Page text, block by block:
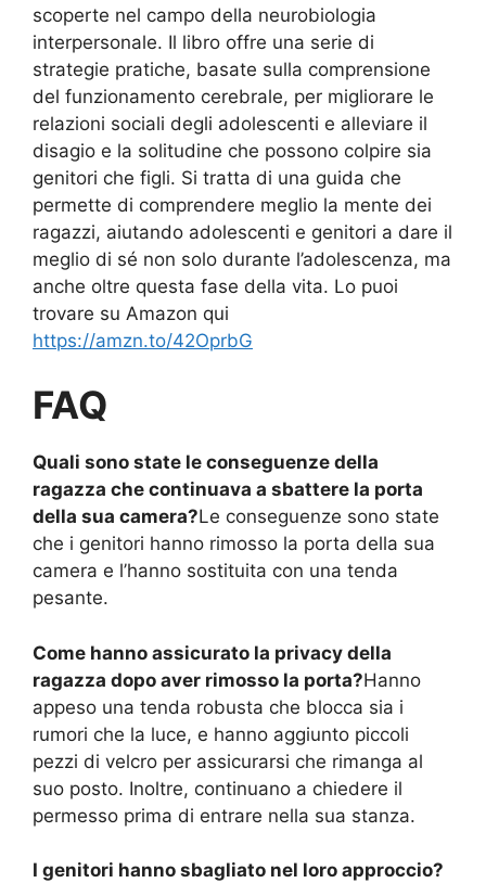
scoperte nel campo della neurobiologia
interpersonale. Il libro offre una serie di
strategie pratiche, basate sulla comprensione
del funzionamento cerebrale, per migliorare le
relazioni sociali degli adolescenti e alleviare il
disagio e la solitudine che possono colpire sia
genitori che figli. Si tratta di una guida che
permette di comprendere meglio la mente dei
ragazzi, aiutando adolescenti e genitori a dare il
meglio di sé non solo durante l’adolescenza, ma
anche oltre questa fase della vita. Lo puoi
trovare su Amazon qui
https://amzn.to/42OprbG
FAQ
Quali sono state le conseguenze della
ragazza che continuava a sbattere la porta
della sua camera?Le conseguenze sono state
che i genitori hanno rimosso la porta della sua
camera e l’hanno sostituita con una tenda
pesante.
Come hanno assicurato la privacy della
ragazza dopo aver rimosso la porta?Hanno
appeso una tenda robusta che blocca sia i
rumori che la luce, e hanno aggiunto piccoli
pezzi di velcro per assicurarsi che rimanga al
suo posto. Inoltre, continuano a chiedere il
permesso prima di entrare nella sua stanza.
I genitori hanno sbagliato nel loro approccio?